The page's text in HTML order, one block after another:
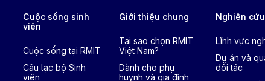
Cuộc sống sinh
viên
Cuộc sống tại RMIT
Câu lạc bộ Sinh
viên
Giới thiệu chung
Tại sao chọn RMIT
Việt Nam?
Dành cho phụ
huynh và gia đình
Nghiên cứu
Lĩnh vực
Dự án và
đối tác